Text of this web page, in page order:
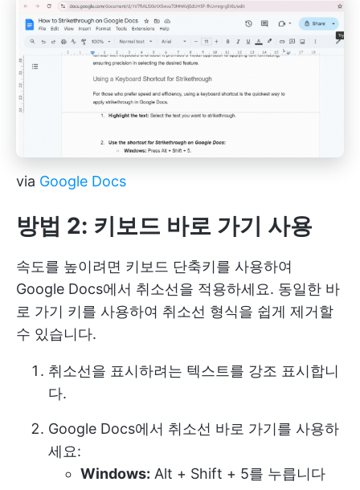
via Google Docs
방법 2: 키보드 바로 가기 사용
속도를 높이려면 키보드 단축키를 사용하여
Google Docs에서 취소선을 적용하세요. 동일한 바
로 가기 키를 사용하여 취소선 형식을 쉽게 제거할
수 있습니다.
취소선을 표시하려는 텍스트를 강조 표시합니
다.
Google Docs에서 취소선 바로 가기를 사용하
세요:
Windows: Alt + Shift + 5를 누릅니다